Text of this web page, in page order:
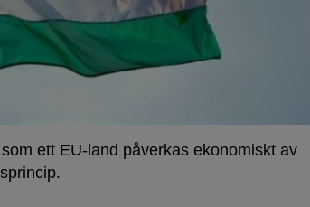
ett EU-land påverkas ekonomiskt av